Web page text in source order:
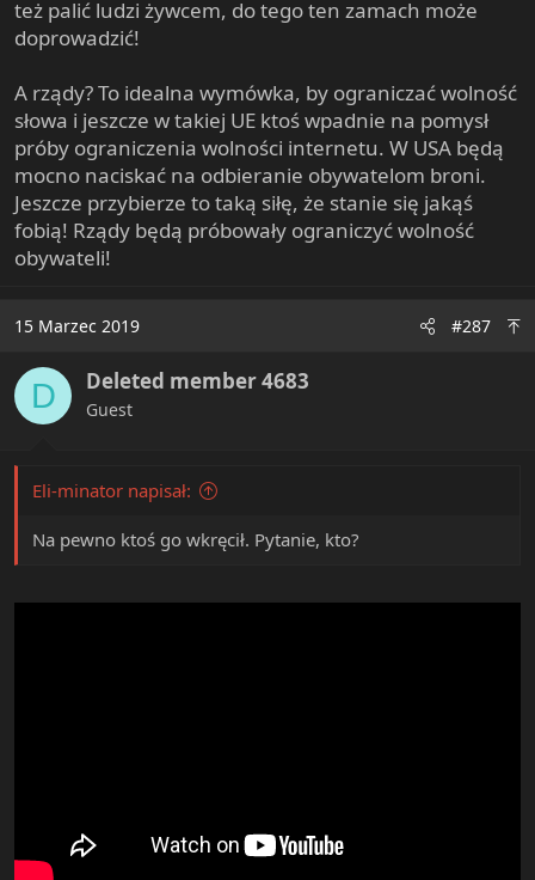
też palić ludzi żywcem, do tego ten zamach może
doprowadzić!
A rządy? To idealna wymówka, by ograniczać wolność
słowa i jeszcze w takiej UE ktoś wpadnie na pomysł
próby ograniczenia wolności internetu. W USA będą
mocno naciskać na odbieranie obywatelom broni.
Jeszcze przybierze to taką siłę, że stanie się jakąś
fobią! Rządy będą próbowały ograniczyć wolność
obywateli!
15 Marzec 2019 #287
D Deleted member 4683
Guest
Eli-minator napisał:
Na pewno ktoś go wkręcił. Pytanie, kto?